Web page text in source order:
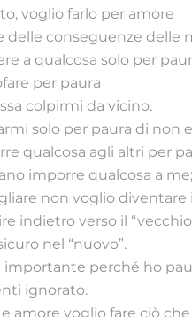
voglio farlo per amore
delle conseguenze delle
a qualcosa solo per
per paura
colpirmi da vicino.
solo per paura di non
qualcosa agli altri per
imporre qualcosa a me;
non voglio diventare
indietro verso il
nel “nuovo”.
importante perché ho
ignorato.
amore voglio fare ciò